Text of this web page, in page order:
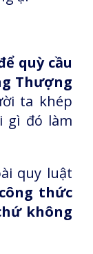
quỳ cầu
Thượng
ta khép
gì đó làm
quy luật
công thức
không